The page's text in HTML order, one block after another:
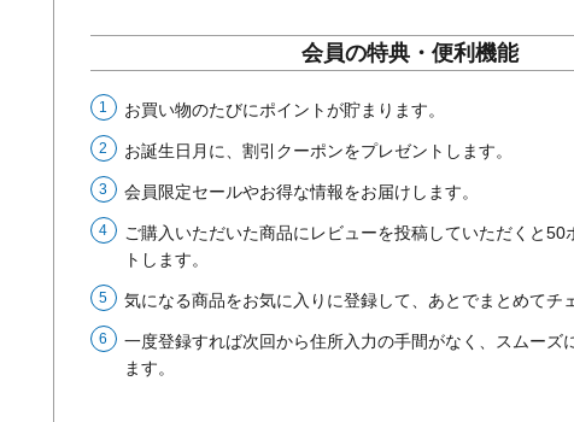
会員の特典・便利機能
お買い物のたびにポイントが貯まります。
お誕生日月に、割引クーポンをプレゼントします。
会員限定セールやお得な情報をお届けします。
ご購入いただいた商品にレビューを投稿していただくと50
トします。
気になる商品をお気に入りに登録して、あとでまとめてチ
一度登録すれば次回から住所入力の手間がなく、スムーズ
ます。